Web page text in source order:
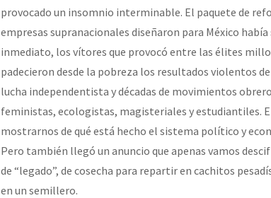
provocado un insomnio interminable. El paquete de
empresas supranacionales diseñaron para México
inmediato, los vítores que provocó entre las élites
padecieron desde la pobreza los resultados violentos
lucha independentista y décadas de movimientos
feministas, ecologistas, magisteriales y estudiantiles.
mostrarnos de qué está hecho el sistema político y
Pero también llegó un anuncio que apenas vamos
de “legado”, de cosecha para repartir en cachitos
en un semillero.